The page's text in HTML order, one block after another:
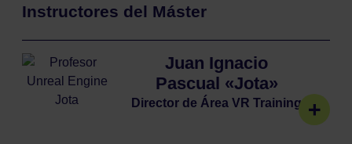
Instructores del Máster
Juan Ignacio
Pascual «Jota»
Director de Área VR Training